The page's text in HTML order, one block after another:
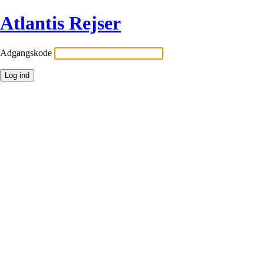
Atlantis Rejser
Adgangskode